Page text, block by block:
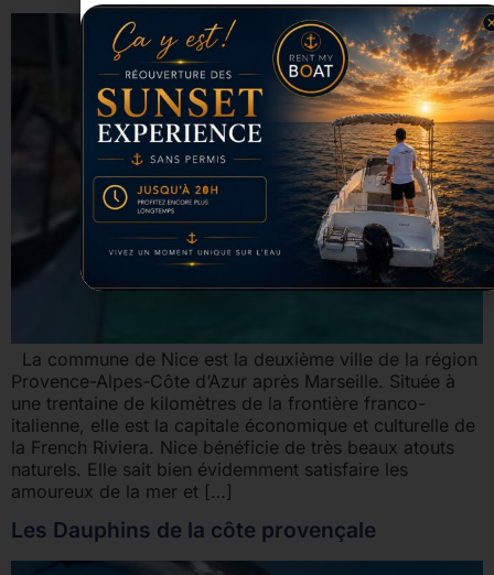
La commune de Nice est la deuxième ville de la région
Provence-Alpes-Côte d’Azur après Marseille. Située à
une trentaine de kilomètres de la frontière franco-
italienne, elle est la capitale économique et culturelle de
la French Riviera. Nice bénéficie de très beaux atouts
naturels. Elle sait bien évidemment satisfaire les
amoureux de la mer et […]
Les Dauphins de la côte provençale